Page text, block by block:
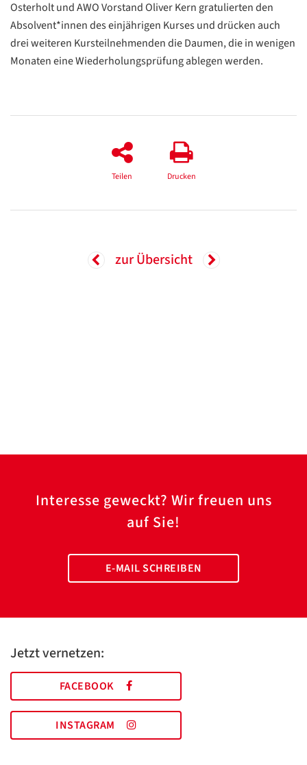
Osterholt und AWO Vorstand Oliver Kern gratulierten den
Absolvent*innen des einjährigen Kurses und drücken auch
drei weiteren Kursteilnehmenden die Daumen, die in wenigen
Monaten eine Wiederholungsprüfung ablegen werden.
Teilen Drucken
zur Übersicht
Interesse geweckt? Wir freuen uns
auf Sie!
E-MAIL SCHREIBEN
Jetzt vernetzen:
FACEBOOK
INSTAGRAM
Datenschutzerklärung
/